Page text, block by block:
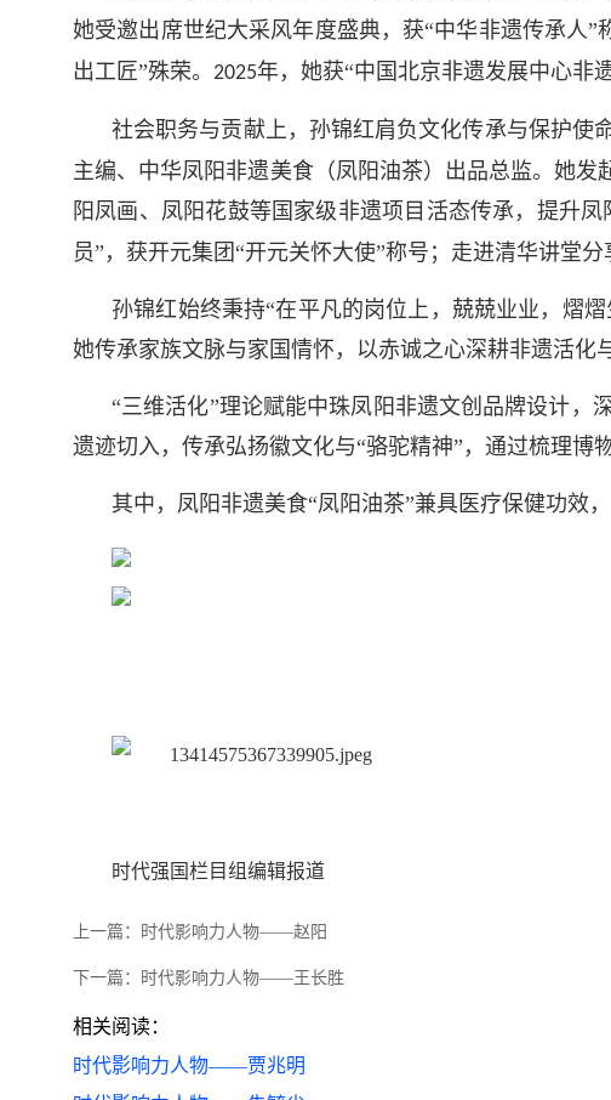
她受邀出席世纪大采风年度盛典，获“中华非遗传承人
出工匠”殊荣。 2025年，她获“中国北京非遗发展中心非
社会职务与贡献上，孙锦红肩负文化传承与保护使
主编、中华凤阳非遗美食（凤阳油茶）出品总监。她
阳凤画、凤阳花鼓等国家级非遗项目活态传承，提升
员”，获开元集团“开元关怀大使”称号；走进清华讲堂
孙锦红始终秉持“在平凡的岗位上，兢兢业业，熠
她传承家族文脉与家国情怀，以赤诚之心深耕非遗活化
“三维活化”理论赋能中珠凤阳非遗文创品牌设计
遗迹切入，传承弘扬徽文化与“骆驼精神”，通过梳理
其中，凤阳非遗美食“凤阳油茶”兼具医疗保健功效
时代强国栏目组编辑报道
上一篇： 时代影响力人物——赵阳
下一篇： 时代影响力人物——王长胜
相关阅读：
时代影响力人物——贾兆明